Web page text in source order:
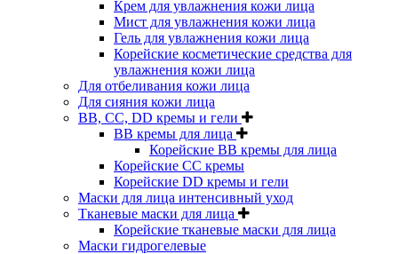
Крем для увлажнения кожи лица
Мист для увлажнения кожи лица
Гель для увлажнения кожи лица
Корейские косметические средства для
увлажнения кожи лица
Для отбеливания кожи лица
Для сияния кожи лица
BB, CC, DD кремы и гели
BB кремы для лица
Корейские BB кремы для лица
Корейские CC кремы
Корейские DD кремы и гели
Маски для лица интенсивный уход
Тканевые маски для лица
Корейские тканевые маски для лица
Маски гидрогелевые